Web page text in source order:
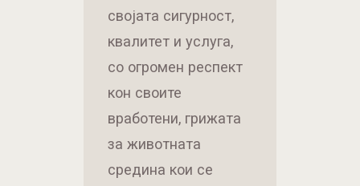
својата сигурност,
квалитет и услуга,
со огромен респект
кон своите
вработени, грижата
за животната
средина кои се